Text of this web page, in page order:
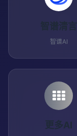
智谱清言
智谱AI
更多AI